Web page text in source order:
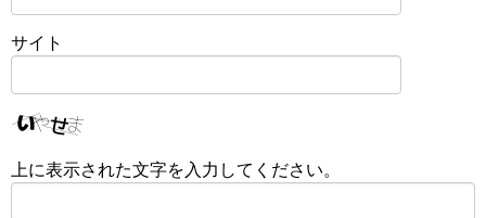
サイト
上に表示された文字を入力してください。